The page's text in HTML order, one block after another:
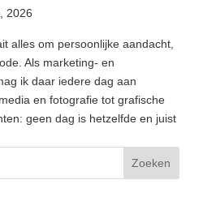
2026
alles om persoonlijke aandacht,
Als marketing- en
ik daar iedere dag aan
en fotografie tot grafische
geen dag is hetzelfde en juist